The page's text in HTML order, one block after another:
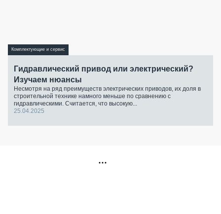
Комплектующие и сервис
Гидравлический привод или электрический?
Изучаем нюансы
Несмотря на ряд преимуществ электрических приводов, их доля в
строительной технике намного меньше по сравнению с
гидравлическими. Считается, что высокую...
25.04.2025